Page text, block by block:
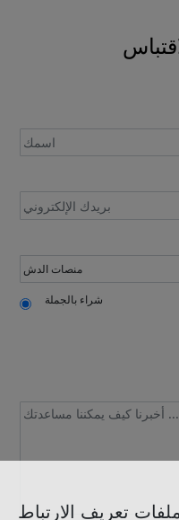
شراء بالجملة
تعريف الارتباط